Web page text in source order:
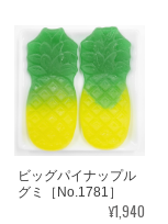
ビッグパイナップル
グミ［No.1781］
¥1,940